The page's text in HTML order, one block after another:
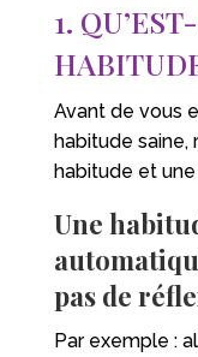
1.
Avant de vous
habitude saine,
habitude et
Une
pas de
Par exemple :